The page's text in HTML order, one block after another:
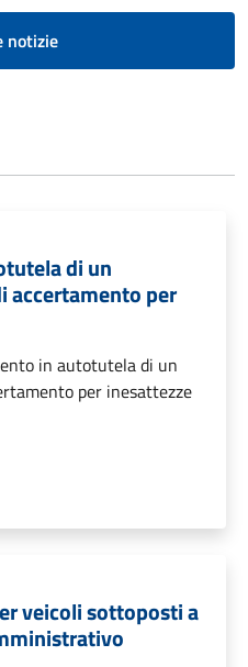
notizie
di un
accertamento per
in autotutela di un
per inesattezze
veicoli sottoposti a